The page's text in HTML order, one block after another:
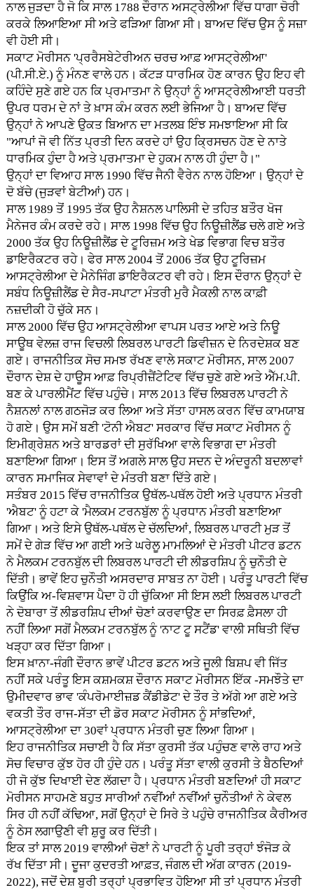
ਨਾਲ ਜੁੜਦਾ ਹੈ ਜੋ ਕਿ ਸਾਲ 1788 ਦੌਰਾਨ ਅਸਟ੍ਰੇਲੀਆ ਵਿੱਚ ਧਾਗਾ ਚੋਰੀ
ਕਰਕੇ ਲਿਆਇਆ ਸੀ ਅਤੇ ਫੜਿਆ ਗਿਆ ਸੀ। ਬਾਅਦ ਵਿੱਚ ਉਸ ਨੂੰ ਸਜ਼ਾ
ਵੀ ਹੋਈ ਸੀ।
ਸਕਾਟ ਮੋਰੀਸਨ 'ਪ੍ਰਰੈਸਬੇਟੇਰੀਅਨ ਚਰਚ ਆਫ਼ ਆਸਟ੍ਰੇਲੀਆ'
(ਪੀ.ਸੀ.ਏ.) ਨੂੰ ਮੰਨਣ ਵਾਲੇ ਹਨ। ਕੱਟੜ ਧਾਰਮਿਕ ਹੋਣ ਕਾਰਨ ਉਹ ਇਹ ਵੀ
ਕਹਿੰਦੇ ਸੁਣੇ ਗਏ ਹਨ ਕਿ ਪ੍ਰਮਾਤਮਾ ਨੇ ਉਨ੍ਹਾਂ ਨੂੰ ਆਸਟ੍ਰੇਲੀਆਈ ਧਰਤੀ
ਉਪਰ ਧਰਮ ਦੇ ਨਾਂ ਤੇ ਖ਼ਾਸ ਕੰਮ ਕਰਨ ਲਈ ਭੇਜਿਆ ਹੈ। ਬਾਅਦ ਵਿੱਚ
ਉਨ੍ਹਾਂ ਨੇ ਆਪਣੇ ਉਕਤ ਬਿਆਨ ਦਾ ਮਤਲਬ ਇੰਝ ਸਮਝਾਇਆ ਸੀ ਕਿ
"ਆਪਾਂ ਜੋ ਵੀ ਨਿੱਤ ਪ੍ਰਤੀ ਦਿਨ ਕਰਦੇ ਹਾਂ ਉਹ ਕ੍ਰਿਸਚਨ ਹੋਣ ਦੇ ਨਾਤੇ
ਧਾਰਮਿਕ ਹੁੰਦਾ ਹੈ ਅਤੇ ਪ੍ਰਮਾਤਮਾ ਦੇ ਹੁਕਮ ਨਾਲ ਹੀ ਹੁੰਦਾ ਹੈ।"
ਉਨ੍ਹਾਂ ਦਾ ਵਿਆਹ ਸਾਲ 1990 ਵਿੱਚ ਜੈਨੀ ਵੈਰੇਨ ਨਾਲ ਹੋਇਆ। ਉਨ੍ਹਾਂ ਦੇ
ਦੋ ਬੱਚੇ (ਜੁੜਵਾਂ ਬੇਟੀਆਂ) ਹਨ।
ਸਾਲ 1989 ਤੋਂ 1995 ਤੱਕ ਉਹ ਨੈਸ਼ਨਲ ਪਾਲਿਸੀ ਦੇ ਤਹਿਤ ਬਤੌਰ ਖੋਜ
ਮੈਨੇਜਰ ਕੰਮ ਕਰਦੇ ਰਹੇ। ਸਾਲ 1998 ਵਿੱਚ ਉਹ ਨਿਊਜ਼ੀਲੈਂਡ ਚਲੇ ਗਏ ਅਤੇ
2000 ਤੱਕ ਉਹ ਨਿਊਜ਼ੀਲੈਂਡ ਦੇ ਟੂਰਿਜ਼ਮ ਅਤੇ ਖੇਡ ਵਿਭਾਗ ਵਿਚ ਬਤੌਰ
ਡਾਇਰੈਕਟਰ ਰਹੇ। ਫੇਰ ਸਾਲ 2004 ਤੋਂ 2006 ਤੱਕ ਉਹ ਟੂਰਿਜ਼ਮ
ਆਸਟ੍ਰੇਲੀਆ ਦੇ ਮੈਨੇਜਿੰਗ ਡਾਇਰੈਕਟਰ ਵੀ ਰਹੇ। ਇਸ ਦੌਰਾਨ ਉਨ੍ਹਾਂ ਦੇ
ਸਬੰਧ ਨਿਊਜ਼ੀਲੈਂਡ ਦੇ ਸੈਰ-ਸਪਾਟਾ ਮੰਤਰੀ ਮੁਰੈ ਮੈਕਲੀ ਨਾਲ ਕਾਫ਼ੀ
ਨਜ਼ਦੀਕੀ ਹੋ ਚੁੱਕੇ ਸਨ।
ਸਾਲ 2000 ਵਿੱਚ ਉਹ ਆਸਟ੍ਰੇਲੀਆ ਵਾਪਸ ਪਰਤ ਆਏ ਅਤੇ ਨਿਊ
ਸਾਊਥ ਵੇਲਜ਼ ਰਾਜ ਵਿਚਲੀ ਲਿਬਰਲ ਪਾਰਟੀ ਡਿਵੀਜ਼ਨ ਦੇ ਨਿਰਦੇਸ਼ਕ ਬਣ
ਗਏ। ਰਾਜਨੀਤਿਕ ਸੋਚ ਸਮਝ ਰੱਖਣ ਵਾਲੇ ਸਕਾਟ ਮੋਰੀਸਨ, ਸਾਲ 2007
ਦੌਰਾਨ ਦੇਸ਼ ਦੇ ਹਾਊਸ ਆਫ਼ ਰਿਪ੍ਰੀਜ਼ੈਂਟੇਟਿਵ ਵਿੱਚ ਚੁਣੇ ਗਏ ਅਤੇ ਐੱਮ.ਪੀ.
ਬਣ ਕੇ ਪਾਰਲੀਮੈਂਟ ਵਿੱਚ ਪਹੁੰਚੇ। ਸਾਲ 2013 ਵਿੱਚ ਲਿਬਰਲ ਪਾਰਟੀ ਨੇ
ਨੈਸ਼ਨਲਾਂ ਨਾਲ ਗਠਜੋੜ ਕਰ ਲਿਆ ਅਤੇ ਸੱਤਾ ਹਾਸਲ ਕਰਨ ਵਿੱਚ ਕਾਮਯਾਬ
ਹੋ ਗਏ। ਉਸ ਸਮੇਂ ਬਣੀ 'ਟੋਨੀ ਐਬਟ' ਸਰਕਾਰ ਵਿੱਚ ਸਕਾਟ ਮੋਰੀਸਨ ਨੂੰ
ਇਮੀਗ੍ਰੇਸ਼ਨ ਅਤੇ ਬਾਰਡਰਾਂ ਦੀ ਸੁਰੱਖਿਆ ਵਾਲੇ ਵਿਭਾਗ ਦਾ ਮੰਤਰੀ
ਬਣਾਇਆ ਗਿਆ। ਇਸ ਤੋਂ ਅਗਲੇ ਸਾਲ ਉਹ ਸਦਨ ਦੇ ਅੰਦਰੂਨੀ ਬਦਲਾਵਾਂ
ਕਾਰਨ ਸਮਾਜਿਕ ਸੇਵਾਵਾਂ ਦੇ ਮੰਤਰੀ ਬਣਾ ਦਿੱਤੇ ਗਏ।
ਸਤੰਬਰ 2015 ਵਿੱਚ ਰਾਜਨੀਤਿਕ ਉਥੱਲ-ਪਥੱਲ ਹੋਈ ਅਤੇ ਪ੍ਰਧਾਨ ਮੰਤਰੀ
'ਐਬਟ' ਨੂੰ ਹਟਾ ਕੇ 'ਮੈਲਕਮ ਟਰਨਬੁੱਲ' ਨੂੰ ਪ੍ਰਧਾਨ ਮੰਤਰੀ ਬਣਾਇਆ
ਗਿਆ। ਅਤੇ ਇਸੇ ਉਥੱਲ-ਪਥੱਲ ਦੇ ਚੱਲਦਿਆਂ, ਲਿਬਰਲ ਪਾਰਟੀ ਮੁੜ ਤੋਂ
ਸਮੇਂ ਦੇ ਗੇੜ ਵਿੱਚ ਆ ਗਈ ਅਤੇ ਘਰੇਲੂ ਮਾਮਲਿਆਂ ਦੇ ਮੰਤਰੀ ਪੀਟਰ ਡਟਨ
ਨੇ ਮੈਲਕਮ ਟਰਨਬੁੱਲ ਦੀ ਲਿਬਰਲ ਪਾਰਟੀ ਦੀ ਲੀਡਰਸ਼ਿਪ ਨੂੰ ਚੁਨੌਤੀ ਦੇ
ਦਿੱਤੀ। ਭਾਵੇਂ ਇਹ ਚੁਨੌਤੀ ਅਸਰਦਾਰ ਸਾਬਤ ਨਾ ਹੋਈ। ਪਰੰਤੂ ਪਾਰਟੀ ਵਿੱਚ
ਕਿਉਂਕਿ ਅ-ਵਿਸ਼ਵਾਸ ਪੈਦਾ ਹੋ ਹੀ ਚੁੱਕਿਆ ਸੀ ਇਸ ਲਈ ਲਿਬਰਲ ਪਾਰਟੀ
ਨੇ ਦੋਬਾਰਾ ਤੋਂ ਲੀਡਰਸ਼ਿਪ ਦੀਆਂ ਚੋਣਾਂ ਕਰਵਾਉਣ ਦਾ ਸਿਰਫ਼ ਫ਼ੈਸਲਾ ਹੀ
ਨਹੀਂ ਲਿਆ ਸਗੋਂ ਮੈਲਕਮ ਟਰਨਬੁੱਲ ਨੂੰ 'ਨਾਟ ਟੂ ਸਟੈਂਡ' ਵਾਲੀ ਸਥਿਤੀ ਵਿੱਚ
ਖੜ੍ਹਾ ਕਰ ਦਿੱਤਾ ਗਿਆ।
ਇਸ ਖ਼ਾਨਾ-ਜੰਗੀ ਦੌਰਾਨ ਭਾਵੇਂ ਪੀਟਰ ਡਟਨ ਅਤੇ ਜੂਲੀ ਬਿਸ਼ਪ ਵੀ ਜਿੱਤ
ਨਹੀਂ ਸਕੇ ਪਰੰਤੂ ਇਸ ਕਸ਼ਮਕਸ਼ ਦੌਰਾਨ ਸਕਾਟ ਮੋਰੀਸਨ ਇੱਕ -ਸਮਝੌਤੇ ਦਾ
ਉਮੀਦਵਾਰ ਭਾਵ 'ਕੰਪਰੋਮਾਈਜ਼ਡ ਕੈਂਡੀਡੇਟ' ਦੇ ਤੌਰ ਤੇ ਅੱਗੇ ਆ ਗਏ ਅਤੇ
ਵਕਤੀ ਤੌਰ ਰਾਜ-ਸੱਤਾ ਦੀ ਡੋਰ ਸਕਾਟ ਮੋਰੀਸਨ ਨੂੰ ਸਾਂਭਦਿਆਂ,
ਆਸਟ੍ਰੇਲੀਆ ਦਾ 30ਵਾਂ ਪ੍ਰਧਾਨ ਮੰਤਰੀ ਚੁਣ ਲਿਆ ਗਿਆ।
ਇਹ ਰਾਜਨੀਤਿਕ ਸਚਾਈ ਹੈ ਕਿ ਸੱਤਾ ਕੁਰਸੀ ਤੱਕ ਪਹੁੰਚਣ ਵਾਲੇ ਰਾਹ ਅਤੇ
ਸੋਚ ਵਿਚਾਰ ਕੁੱਝ ਹੋਰ ਹੀ ਹੁੰਦੇ ਹਨ। ਪਰੰਤੂ ਸੱਤਾ ਵਾਲੀ ਕੁਰਸੀ ਤੇ ਬੈਠਦਿਆਂ
ਹੀ ਜੋ ਕੁੱਝ ਦਿਖਾਈ ਦੇਣ ਲੱਗਦਾ ਹੈ। ਪ੍ਰਧਾਨ ਮੰਤਰੀ ਬਣਦਿਆਂ ਹੀ ਸਕਾਟ
ਮੋਰੀਸਨ ਸਾਹਮਣੇ ਬਹੁਤ ਸਾਰੀਆਂ ਨਵੀਂਆਂ ਨਵੀਂਆਂ ਚੁਨੌਤੀਆਂ ਨੇ ਕੇਵਲ
ਸਿਰ ਹੀ ਨਹੀਂ ਕੱਢਿਆ, ਸਗੋਂ ਉਨ੍ਹਾਂ ਦੇ ਸਿਰੇ ਤੇ ਪਹੁੰਚੇ ਰਾਜਨੀਤਿਕ ਕੈਰੀਅਰ
ਨੂੰ ਠੇਸ ਲਗਾਉਣੀ ਵੀ ਸ਼ੁਰੂ ਕਰ ਦਿੱਤੀ।
ਇਕ ਤਾਂ ਸਾਲ 2019 ਵਾਲੀਆਂ ਚੋਣਾਂ ਨੇ ਪਾਰਟੀ ਨੂੰ ਪੂਰੀ ਤਰ੍ਹਾਂ ਝੰਜੋੜ ਕੇ
ਰੱਖ ਦਿੱਤਾ ਸੀ। ਦੂਜਾ ਕੁਦਰਤੀ ਆਫ਼ਤ, ਜੰਗਲ ਦੀ ਅੱਗ ਕਾਰਨ (2019-
2022), ਜਦੋਂ ਦੇਸ਼ ਬੁਰੀ ਤਰ੍ਹਾਂ ਪ੍ਰਭਾਵਿਤ ਹੋਇਆ ਸੀ ਤਾਂ ਪ੍ਰਧਾਨ ਮੰਤਰੀ